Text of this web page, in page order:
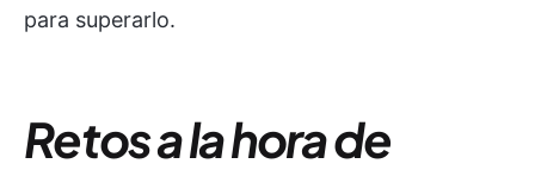
para superarlo.
Retos a la hora de